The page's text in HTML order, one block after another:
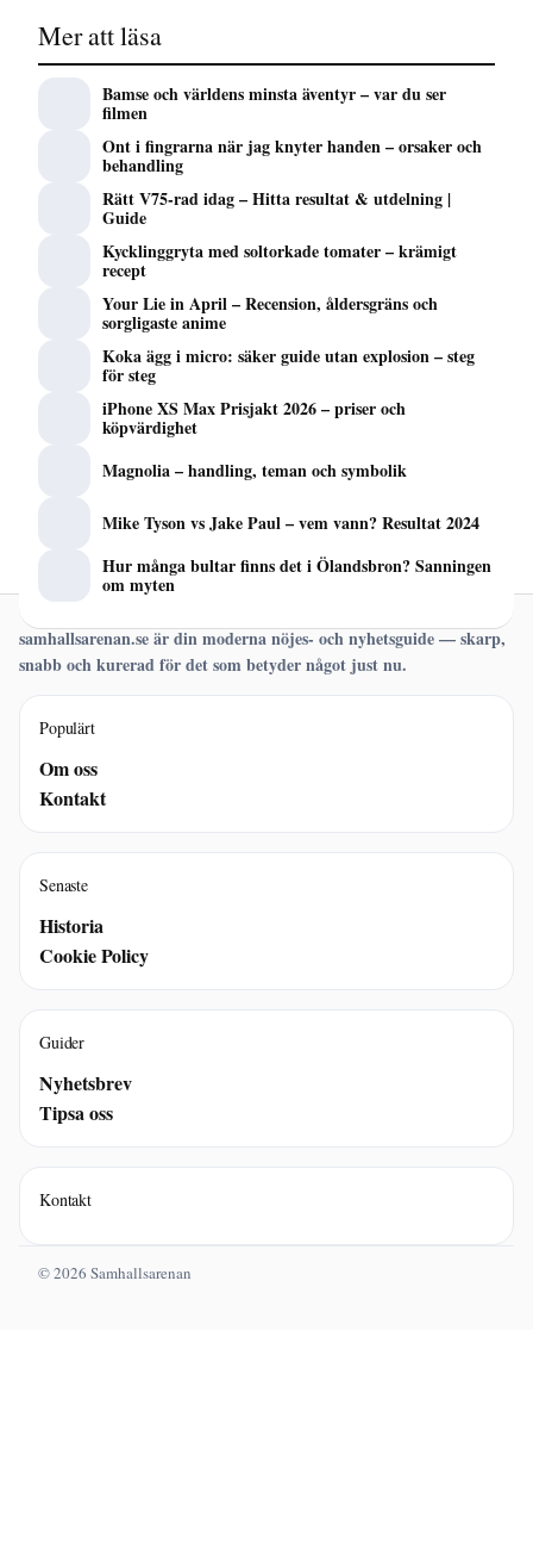
Mer att läsa
Bamse och världens minsta äventyr – var du ser
filmen
Ont i fingrarna när jag knyter handen – orsaker och
behandling
Rätt V75-rad idag – Hitta resultat & utdelning |
Guide
Kycklinggryta med soltorkade tomater – krämigt
recept
Your Lie in April – Recension, åldersgräns och
sorgligaste anime
Koka ägg i micro: säker guide utan explosion – steg
för steg
iPhone XS Max Prisjakt 2026 – priser och
köpvärdighet
Magnolia – handling, teman och symbolik
Mike Tyson vs Jake Paul – vem vann? Resultat 2024
Hur många bultar finns det i Ölandsbron? Sanningen
om myten
samhallsarenan.se är din moderna nöjes- och nyhetsguide — skarp,
snabb och kurerad för det som betyder något just nu.
Populärt
Om oss
Kontakt
Senaste
Historia
Cookie Policy
Guider
Nyhetsbrev
Tipsa oss
Kontakt
© 2026 Samhallsarenan